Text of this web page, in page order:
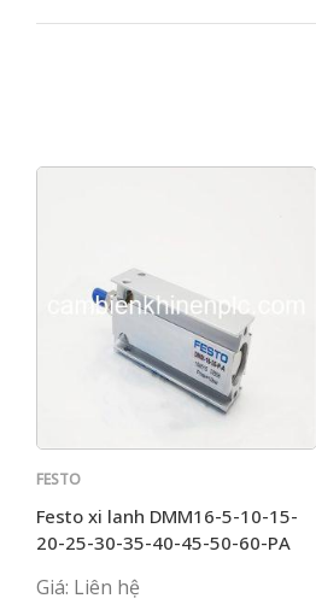
FESTO
Festo xi lanh DMM16-5-10-15-
20-25-30-35-40-45-50-60-PA
Giá: Liên hệ